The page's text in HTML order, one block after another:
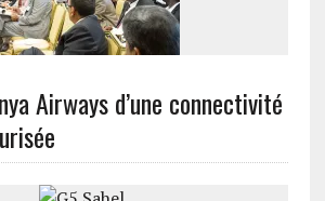
Airways d’une connectivité